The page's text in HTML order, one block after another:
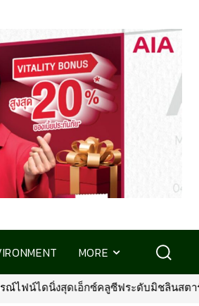
MORE
ลูกค้า ttb reserve•ทีทีบี เปิดตัวบัตรเค